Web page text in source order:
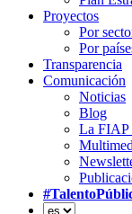
Proyectos
Por
Por
Transparencia
Comunicación
Noticias
Blog
La FIAP